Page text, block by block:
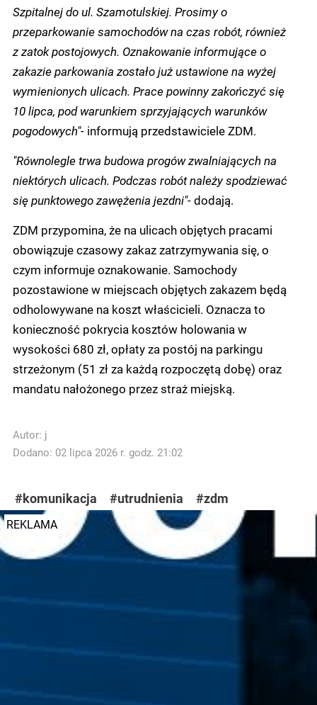
Szpitalnej do ul. Szamotulskiej. Prosimy o
przeparkowanie samochodów na czas robót, również
z zatok postojowych. Oznakowanie informujące o
zakazie parkowania zostało już ustawione na wyżej
wymienionych ulicach. Prace powinny zakończyć się
10 lipca, pod warunkiem sprzyjających warunków
pogodowych"- informują przedstawiciele ZDM.
"Równolegle trwa budowa progów zwalniających na
niektórych ulicach. Podczas robót należy spodziewać
się punktowego zawężenia jezdni"-dodają.
ZDM przypomina, że na ulicach objętych pracami
obowiązuje czasowy zakaz zatrzymywania się, o
czym informuje oznakowanie. Samochody
pozostawione w miejscach objętych zakazem będą
odholowywane na koszt właścicieli. Oznacza to
konieczność pokrycia kosztów holowania w
wysokości 680 zł, opłaty za postój na parkingu
strzeżonym (51 zł za każdą rozpoczętą dobę) oraz
mandatu nałożonego przez straż miejską.
Autor: j
Dodano: 02 lipca 2026 r. godz. 21:02
#komunikacja #utrudnienia #zdm
REKLAMA